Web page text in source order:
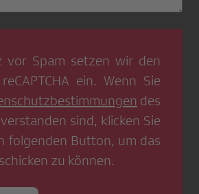
vor Spam setzen wir den
reCAPTCHA ein. Wenn Sie
des
sind, klicken Sie
folgenden Button, um das
zu können.